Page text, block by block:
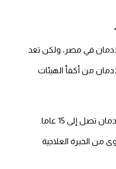
في مصر، ولكن تعد
من أكفأ الهيئات
15 عاما.
العلاجية